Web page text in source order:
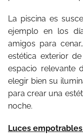
La piscina es
ejemplo en los
amigos para
estética exterior
espacio relevante
elegir bien su
para crear una
noche.
Luces